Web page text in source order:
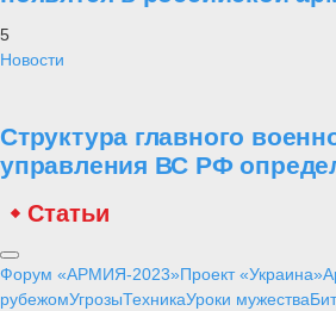
5
Новости
Структура главного
управления ВС РФ
Статьи
Форум «АРМИЯ-2023»Проект «Украина»
рубежомУгрозыТехникаУроки мужества